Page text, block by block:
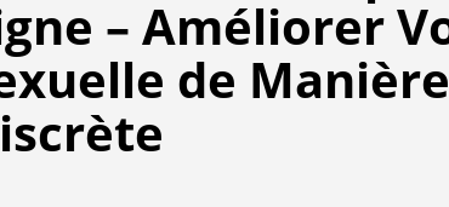
– Améliorer
de